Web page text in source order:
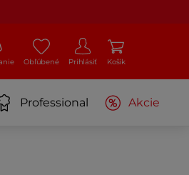
Obľúbené Prihlásiť Košík
Professional Akcie